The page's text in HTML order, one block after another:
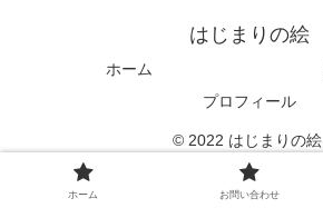
はじまりの絵
ホーム
プロフィール
© 2022 はじまりの絵.
ホーム お問い合わせ